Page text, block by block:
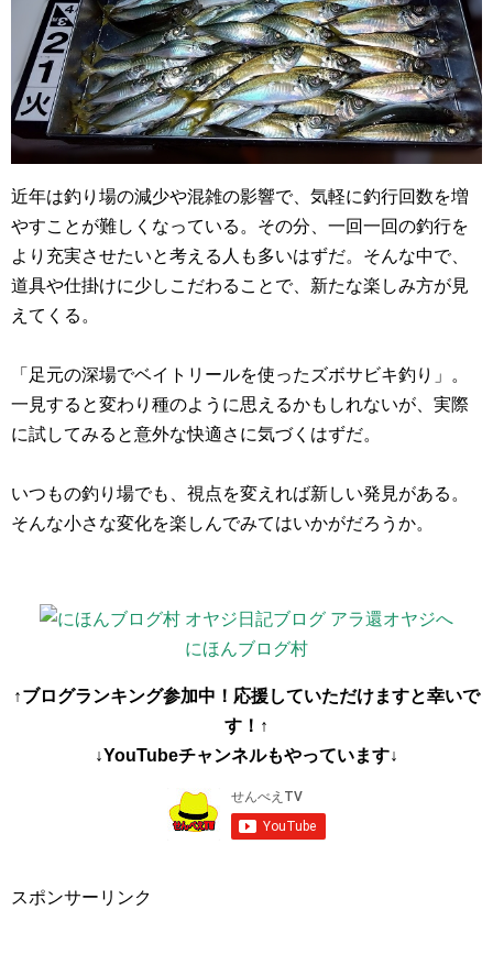
近年は釣り場の減少や混雑の影響で、気軽に釣行回数を増
やすことが難しくなっている。その分、一回一回の釣行を
より充実させたいと考える人も多いはずだ。そんな中で、
道具や仕掛けに少しこだわることで、新たな楽しみ方が見
えてくる。
「足元の深場でベイトリールを使ったズボサビキ釣り」。
一見すると変わり種のように思えるかもしれないが、実際
に試してみると意外な快適さに気づくはずだ。
いつもの釣り場でも、視点を変えれば新しい発見がある。
そんな小さな変化を楽しんでみてはいかがだろうか。
にほんブログ村
↑ブログランキング参加中！応援していただけますと幸いで
す！↑
↓YouTubeチャンネルもやっています↓
スポンサーリンク